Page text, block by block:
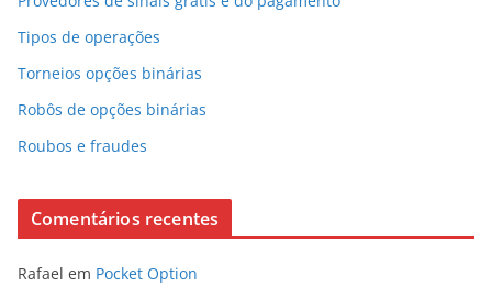
Tipos de operações
Torneios opções binárias
Robôs de opções binárias
Roubos e fraudes
Comentários recentes
Rafael em Pocket Option